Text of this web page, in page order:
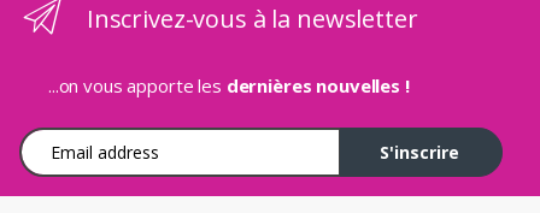
Inscrivez-vous à la newsletter
...on vous apporte les dernières nouvelles !
Adresse e-mail
S'inscrire